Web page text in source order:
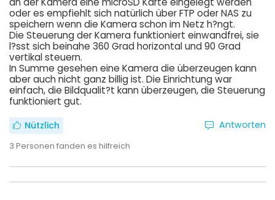
oder es empfiehlt sich natürlich über FTP oder NAS zu
speichern wenn die Kamera schon im Netz h?ngt.
Die Steuerung der Kamera funktioniert einwandfrei, sie
l?sst sich beinahe 360 Grad horizontal und 90 Grad
vertikal steuern.
In Summe gesehen eine Kamera die überzeugen kann
aber auch nicht ganz billig ist. Die Einrichtung war
einfach, die Bildqualit?t kann überzeugen, die Steuerung
funktioniert gut.
Nützlich
3 Personen fanden es hilfreich
Antworten